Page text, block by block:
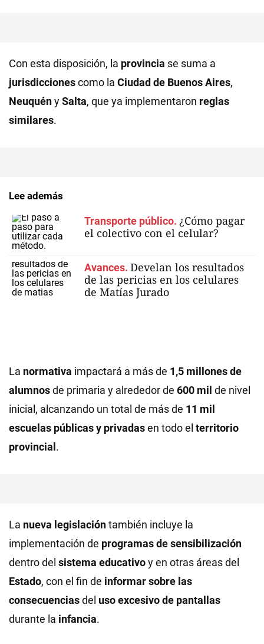
Con esta disposición, la provincia se suma a
jurisdiccionescomo la Ciudad de Buenos Aires,
NeuquénySalta, que ya implementaron reglas
similares.
Lee además
Transporte público. ¿Cómo pagar
el colectivo con el celular?
Avances. Develan los resultados
de las pericias en los celulares
de Matías Jurado
La normativa impactará a más de 1,5 millones de
alumnosde primaria y alrededor de 600 mil de nivel
inicial, alcanzando un total de más de 11 mil
escuelas públicas y privadasen todo el territorio
provincial .
La nueva legislacióntambién incluye la
implementación de programas de sensibilización
dentro del sistema educativoy en otras áreas del
Estado, con el fin de informar sobre las
consecuenciasdel uso excesivo de pantallas
durante la infancia.